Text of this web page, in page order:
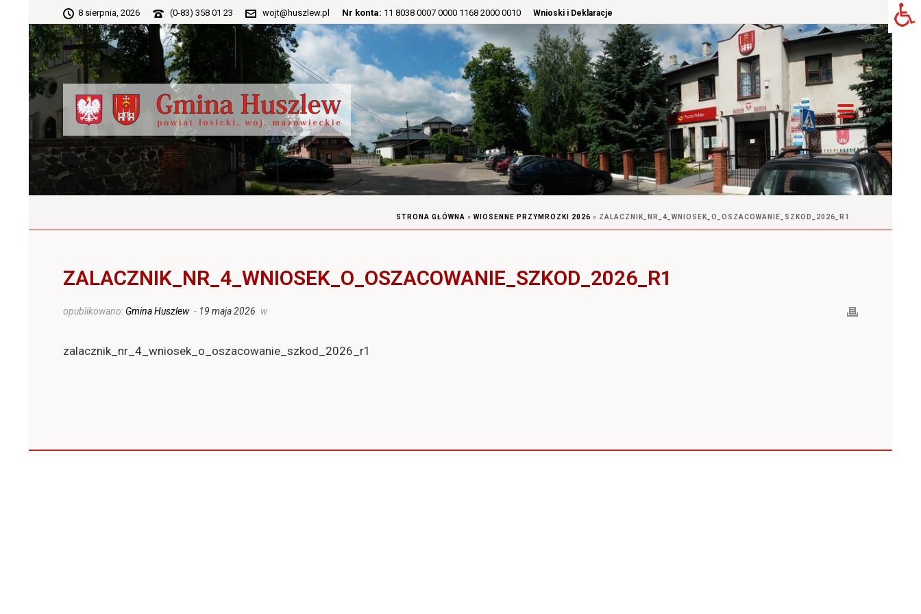
8 sierpnia, 2026 (0-83) 358 01 23 wojt@huszlew.pl Nr konta: 11 8038 0007 0000 1168 2000 0010 Wnioski i Deklaracje
STRONA GŁÓWNA » WIOSENNE PRZYMROZKI 2026 » ZALACZNIK_NR_4_WNIOSEK_O_OSZACOWANIE_SZKOD_2026_R1
ZALACZNIK_NR_4_WNIOSEK_O_OSZACOWANIE_SZKOD_2026_R1
opublikowano: Gmina Huszlew - 19 maja 2026 w
zalacznik_nr_4_wniosek_o_oszacowanie_szkod_2026_r1